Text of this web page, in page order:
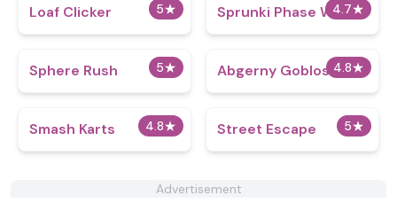
5★
Loaf Clicker 4.7★
Sprunki Phase Winter
5★
Sphere Rush 4.8★
Abgerny Goblos
4.8★
Smash Karts 5★
Street Escape
Advertisement